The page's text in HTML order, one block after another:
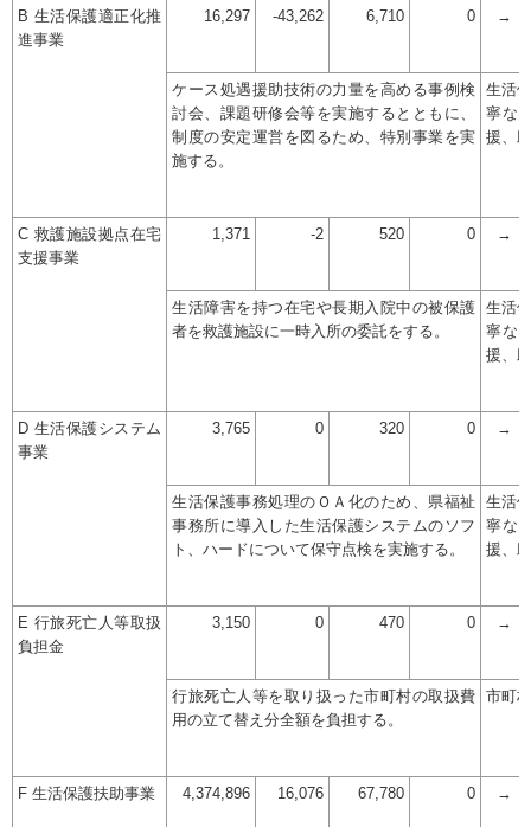
B 生活保護適正化推
進事業
16,297 -43,262 6,710 0 →
ケース処遇援助技術の力量を高める事例検
討会、課題研修会等を実施するとともに、
制度の安定運営を図るため、特別事業を実
施する。
生活
寧な
援、
C 救護施設拠点在宅
支援事業
1,371 -2 520 0 →
生活障害を持つ在宅や長期入院中の被保護
者を救護施設に一時入所の委託をする。
生活
寧な
援、
D 生活保護システム
事業
3,765 0 320 0 →
生活保護事務処理のＯＡ化のため、県福祉
事務所に導入した生活保護システムのソフ
ト、ハードについて保守点検を実施する。
生活
寧な
援、
E 行旅死亡人等取扱
負担金
3,150 0 470 0 →
行旅死亡人等を取り扱った市町村の取扱費
用の立て替え分全額を負担する。
市町
F 生活保護扶助事業 4,374,896 16,076 67,780 0 →